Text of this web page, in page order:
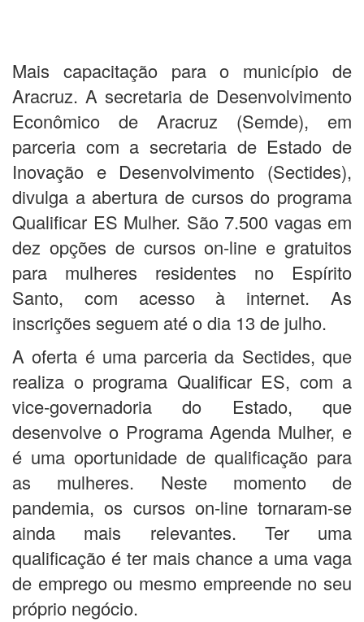
Mais capacitação para o município de
Aracruz. A secretaria de Desenvolvimento
Econômico de Aracruz (Semde), em
parceria com a secretaria de Estado de
Inovação e Desenvolvimento (Sectides),
divulga a abertura de cursos do programa
Qualificar ES Mulher. São 7.500 vagas em
dez opções de cursos on-line e gratuitos
para mulheres residentes no Espírito
Santo, com acesso à internet. As
inscrições seguem até o dia 13 de julho.
A oferta é uma parceria da Sectides, que
realiza o programa Qualificar ES, com a
vice-governadoria do Estado, que
desenvolve o Programa Agenda Mulher, e
é uma oportunidade de qualificação para
as mulheres. Neste momento de
pandemia, os cursos on-line tornaram-se
ainda mais relevantes. Ter uma
qualificação é ter mais chance a uma vaga
de emprego ou mesmo empreende no seu
próprio negócio.